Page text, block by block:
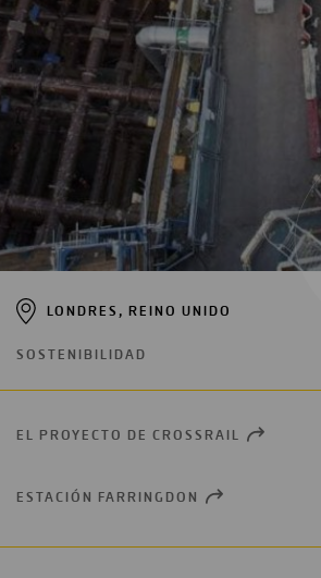
LONDRES, REINO UNIDO
SOSTENIBILIDAD
EL PROYECTO DE CROSSRAIL OPEN
ESTACIÓN FARRINGDON OPEN